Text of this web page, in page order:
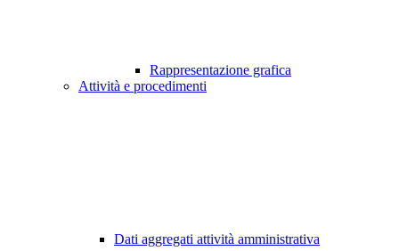
Rappresentazione grafica
Attività e procedimenti
Dati aggregati attività amministrativa